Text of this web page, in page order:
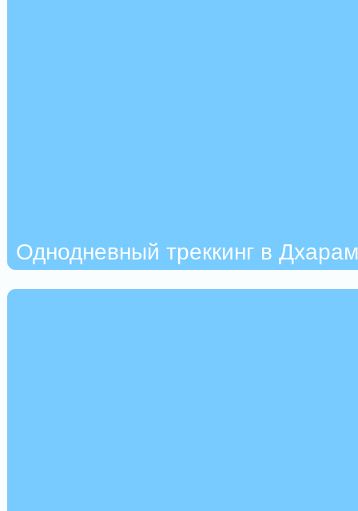
Однодневный треккинг в